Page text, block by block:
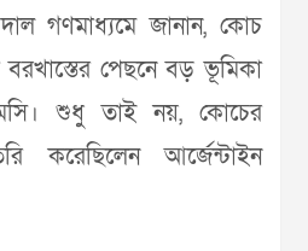
গণমাধ‌্যমে জানান, কোচ
বরখাস্তের পেছনে বড় ভূমিকা
শুধু তাই নয়, কোচের
করেছিলেন আর্জেন্টাইন